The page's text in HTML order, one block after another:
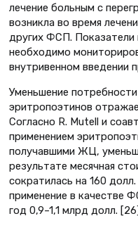
лечение больным с
возникла во время
других ФСП.
необходимо
внутривенном введении
Уменьшение
эритропоэтинов
Согласно R. Mutell и
применением
получавшими ЖЦ,
результате месячная
сократилась на 160
применение в качестве
год 0,9–1,1 млрд долл.